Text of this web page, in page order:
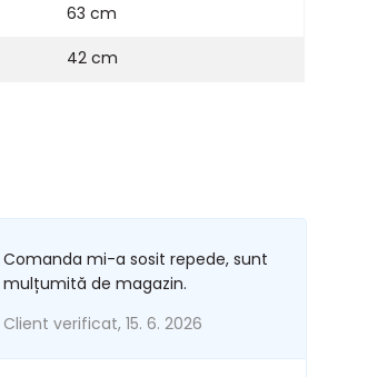
63 cm
42 cm
Comanda mi-a sosit repede, sunt
mulțumită de magazin.
Client verificat, 15. 6. 2026